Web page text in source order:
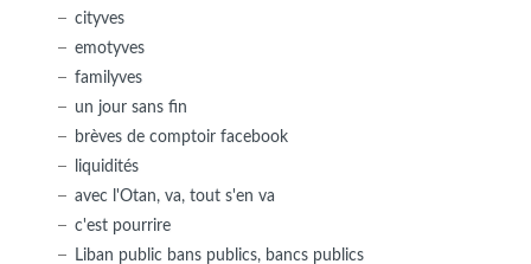
cityves
emotyves
familyves
un jour sans fin
brèves de comptoir facebook
liquidités
avec l'Otan, va, tout s'en va
c'est pourrire
Liban public bans publics, bancs publics